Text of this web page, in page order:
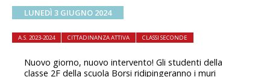
LUNEDÌ 3 GIUGNO 2024
A.S. 2023-2024 CITTADINANZA ATTIVA CLASSI SECONDE
Nuovo giorno, nuovo intervento! Gli studenti della
classe 2F della scuola Borsi ridipingeranno i muri